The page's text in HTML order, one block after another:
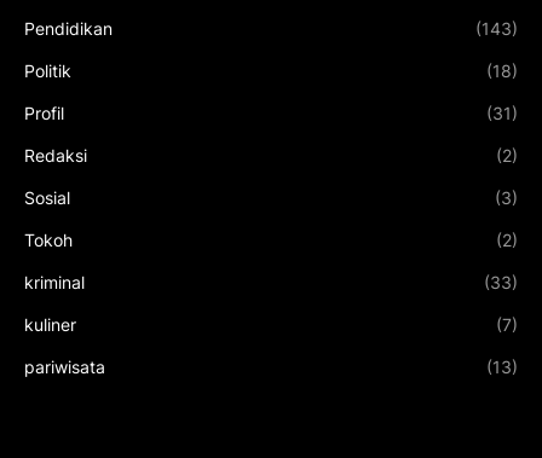
Pendidikan (143)
Politik (18)
Profil (31)
Redaksi (2)
Sosial (3)
Tokoh (2)
kriminal (33)
kuliner (7)
pariwisata (13)